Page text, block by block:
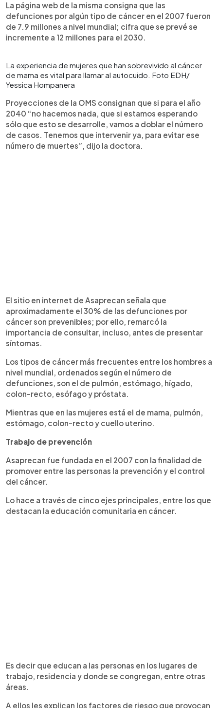
La página web de la misma consigna que las
defunciones por algún tipo de cáncer en el 2007 fueron
de 7.9 millones a nivel mundial; cifra que se prevé se
incremente a 12 millones para el 2030.
La experiencia de mujeres que han sobrevivido al cáncer
de mama es vital para llamar al autocuido. Foto EDH/
Yessica Hompanera
Proyecciones de la OMS consignan que si para el año
2040 “no hacemos nada, que si estamos esperando
sólo que esto se desarrolle, vamos a doblar el número
de casos. Tenemos que intervenir ya, para evitar ese
número de muertes”, dijo la doctora.
El sitio en internet de Asaprecan señala que
aproximadamente el 30% de las defunciones por
cáncer son prevenibles; por ello, remarcó la
importancia de consultar, incluso, antes de presentar
síntomas.
Los tipos de cáncer más frecuentes entre los hombres a
nivel mundial, ordenados según el número de
defunciones, son el de pulmón, estómago, hígado,
colon-recto, esófago y próstata.
Mientras que en las mujeres está el de mama, pulmón,
estómago, colon-recto y cuello uterino.
Trabajo de prevención
Asaprecan fue fundada en el 2007 con la finalidad de
promover entre las personas la prevención y el control
del cáncer.
Lo hace a través de cinco ejes principales, entre los que
destacan la educación comunitaria en cáncer.
Es decir que educan a las personas en los lugares de
trabajo, residencia y donde se congregan, entre otras
áreas.
A ellos les explican los factores de riesgo que provocan